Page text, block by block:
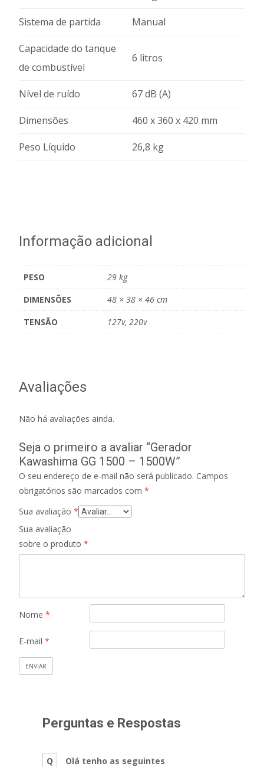
Sistema de partida Manual
Capacidade do tanque
de combustível
6 litros
Nível de ruído 67 dB (A)
Dimensões 460 x 360 x 420 mm
Peso Líquido 26,8 kg
Informação adicional
PESO
29 kg
DIMENSÕES
48 × 38 × 46 cm
TENSÃO
127v, 220v
Avaliações
Não há avaliações ainda.
Seja o primeiro a avaliar “Gerador
Kawashima GG 1500 – 1500W”
O seu endereço de e-mail não será publicado. Campos
obrigatórios são marcados com *
Sua avaliação *
Sua avaliação
sobre o produto *
Nome *
E-mail *
Perguntas e Respostas
Q
Olá tenho as seguintes